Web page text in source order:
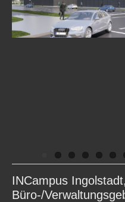
INCampus Ingolstadt,
Büro-/